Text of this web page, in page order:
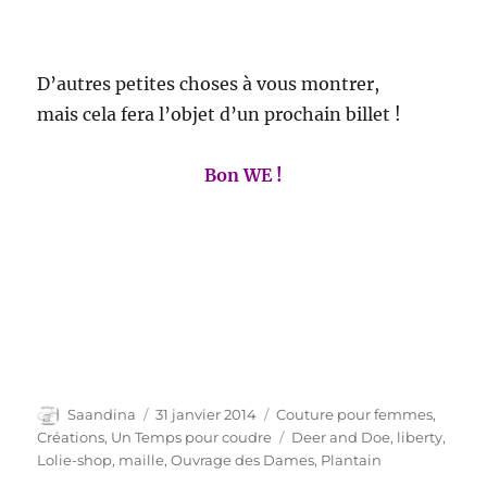
D’autres petites choses à vous montrer,
mais cela fera l’objet d’un prochain billet !
Bon WE !
Auteur
Saandina
Publié
le
31 janvier 2014 Catégories
Couture pour femmes,
Créations, Un Temps pour coudre Étiquettes
Deer and Doe, liberty,
Lolie-shop, maille,Ouvrage des Dames, Plantain